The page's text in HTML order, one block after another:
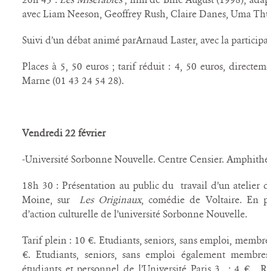
avec Liam Neeson, Geoffrey Rush, Claire Danes, Uma
Suivi d’un débat animé parArnaud Laster, avec la
Places à 5, 50 euros ; tarif réduit : 4, 50 euros,
Marne (01 43 24 54 28).
Vendredi 22 février
-Université Sorbonne Nouvelle. Centre Censier.
18h 30 : Présentation au public du travail d’un atelier
Moine, sur Les Originaux, comédie de Voltaire. En
d’action culturelle de l’université Sorbonne Nouvelle.
Tarif plein : 10 €. Etudiants, seniors, sans emploi,
€. Etudiants, seniors, sans emploi également